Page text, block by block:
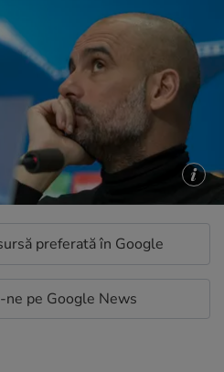
preferată în Google
pe Google News